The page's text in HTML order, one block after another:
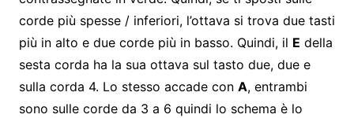
corde più spesse / inferiori, l’ottava si trova due tasti
più in alto e due corde più in basso. Quindi, il E della
sesta corda ha la sua ottava sul tasto due, due e
sulla corda 4. Lo stesso accade con A, entrambi
sono sulle corde da 3 a 6 quindi lo schema è lo